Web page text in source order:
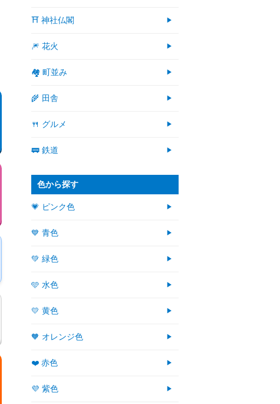
⛩ 神社仏閣
🎆 花火
🏘 町並み
🌾 田舎
🍴 グルメ
🚃 鉄道
色から探す
💗 ピンク色
💙 青色
💚 緑色
🩵 水色
💛 黄色
🧡 オレンジ色
❤️ 赤色
💜 紫色